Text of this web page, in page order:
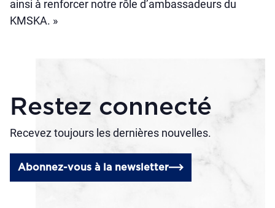
ainsi à renforcer notre rôle d’ambassadeurs du
KMSKA. »
Restez connecté
Recevez toujours les dernières nouvelles.
Abonnez-vous à la newsletter